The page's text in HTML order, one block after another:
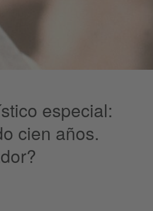
especial:
cien años.